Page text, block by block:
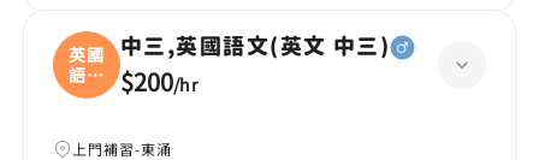
英國
語文
(
中三,英國語文(英文 中三)
$200/hr
上門補習-東涌